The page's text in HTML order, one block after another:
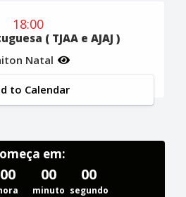
18:00
( TJAA e AJAJ )
Natal
to Calendar
em:
00 00
minuto
00
segundo